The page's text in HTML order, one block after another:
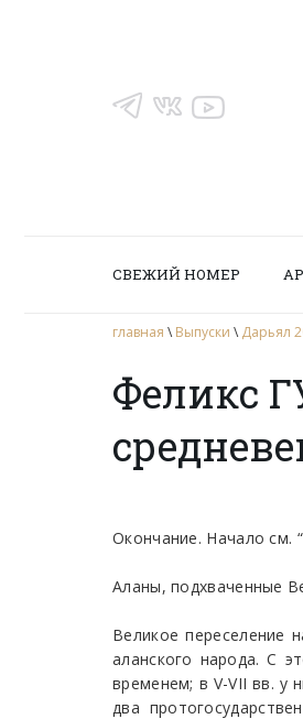
СВЕЖИЙ НОМЕР
главная \ Выпуски \ Дарьял
Феликс
Окончание. Начало см.
Аланы, подхваченные
Великое переселение
аланского народа. С
временем; в V-VII вв. у
два